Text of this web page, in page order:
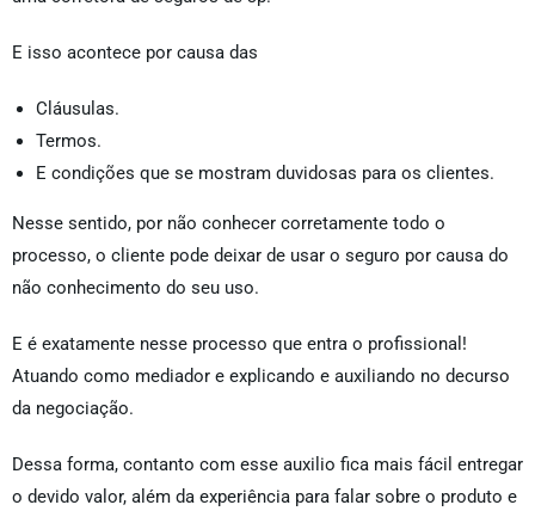
E isso acontece por causa das
Cláusulas.
Termos.
E condições que se mostram duvidosas para os clientes.
Nesse sentido, por não conhecer corretamente todo o
processo, o cliente pode deixar de usar o seguro por causa do
não conhecimento do seu uso.
E é exatamente nesse processo que entra o profissional!
Atuando como mediador e explicando e auxiliando no decurso
da negociação.
Dessa forma, contanto com esse auxilio fica mais fácil entregar
o devido valor, além da experiência para falar sobre o produto e